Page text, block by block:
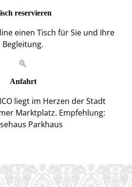
reservieren
einen Tisch für Sie und Ihre
Begleitung.
Anfahrt
liegt im Herzen der Stadt
Marktplatz. Empfehlung:
Parkhaus